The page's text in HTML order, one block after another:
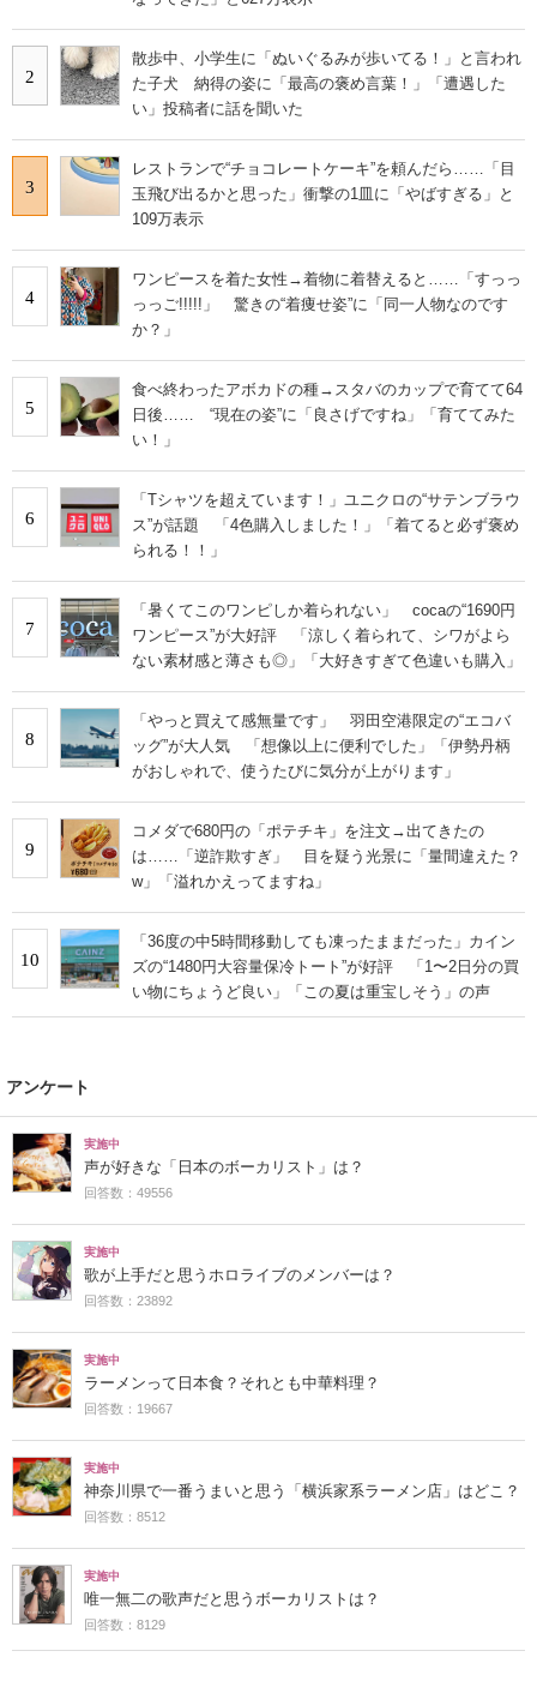
2
散歩中、小学生に「ぬいぐるみが歩いてる！」と言われ
た子犬 納得の姿に「最高の褒め言葉！」「遭遇した
い」投稿者に話を聞いた
3
レストランで“チョコレートケーキ”を頼んだら……「目
玉飛び出るかと思った」衝撃の1皿に「やばすぎる」と
109万表示
4
ワンピースを着た女性→着物に着替えると……「すっっ
っっご!!!!!」 驚きの“着痩せ姿”に「同一人物なのです
か？」
5
食べ終わったアボカドの種→スタバのカップで育てて64
日後…… “現在の姿”に「良さげですね」「育ててみた
い！」
6
「Tシャツを超えています！」ユニクロの“サテンブラウ
ス”が話題 「4色購入しました！」「着てると必ず褒め
られる！！」
7
「暑くてこのワンピしか着られない」 cocaの“1690円
ワンピース”が大好評 「涼しく着られて、シワがよら
ない素材感と薄さも◎」「大好きすぎて色違いも購入」
8
「やっと買えて感無量です」 羽田空港限定の“エコバ
ッグ”が大人気 「想像以上に便利でした」「伊勢丹柄
がおしゃれで、使うたびに気分が上がります」
9
コメダで680円の「ポテチキ」を注文→出てきたの
は……「逆詐欺すぎ」 目を疑う光景に「量間違えた？
w」「溢れかえってますね」
10
「36度の中5時間移動しても凍ったままだった」カイン
ズの“1480円大容量保冷トート”が好評 「1〜2日分の買
い物にちょうど良い」「この夏は重宝しそう」の声
アンケート
実施中
声が好きな「日本のボーカリスト」は？
回答数：49556
実施中
歌が上手だと思うホロライブのメンバーは？
回答数：23892
実施中
ラーメンって日本食？それとも中華料理？
回答数：19667
実施中
神奈川県で一番うまいと思う「横浜家系ラーメン店」はどこ？
回答数：8512
実施中
唯一無二の歌声だと思うボーカリストは？
回答数：8129